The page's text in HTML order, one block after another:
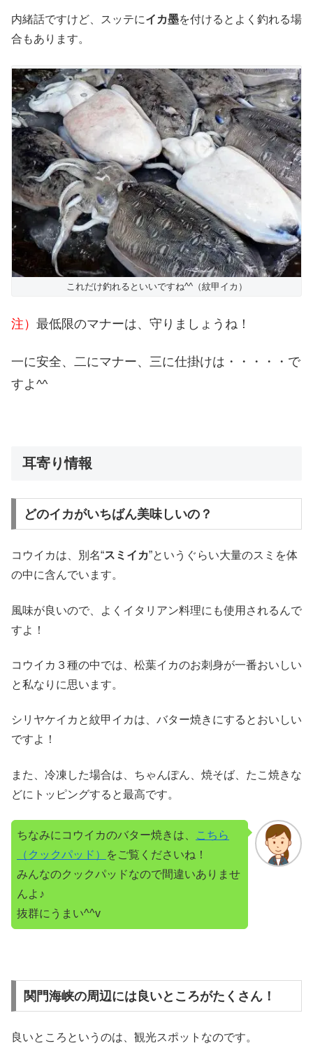
内緒話ですけど、スッテにイカ墨を付けるとよく釣れる場
合もあります。
これだけ釣れるといいですね^^（紋甲イカ）
注） 最低限のマナーは、守りましょうね！
一に安全、二にマナー、三に仕掛けは・・・・・で
すよ^^
耳寄り情報
どのイカがいちばん美味しいの？
コウイカは、別名“スミイカ”というぐらい大量のスミを体
の中に含んでいます。
風味が良いので、よくイタリアン料理にも使用されるんで
すよ！
コウイカ３種の中では、松葉イカのお刺身が一番おいしい
と私なりに思います。
シリヤケイカと紋甲イカは、バター焼きにするとおいしい
ですよ！
また、冷凍した場合は、ちゃんぽん、焼そば、たこ焼きな
どにトッピングすると最高です。
ちなみにコウイカのバター焼きは、
こちら
（クックパッド）
をご覧くださいね！
みんなのクックパッドなので間違いありませ
んよ♪
抜群にうまい^^v
関門海峡の周辺には良いところがたくさん！
良いところというのは、観光スポットなのです。